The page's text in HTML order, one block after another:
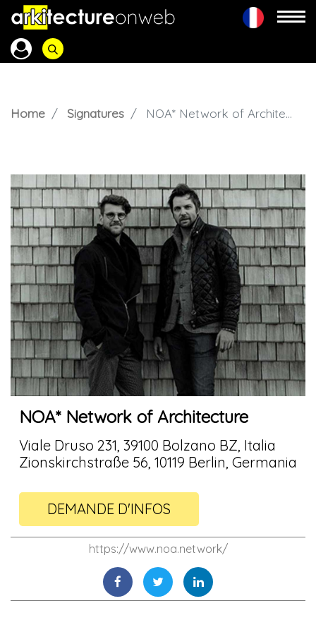
Home Signatures NOA* Network of Architecture
NOA* Network of Architecture
Viale Druso 231, 39100 Bolzano BZ, Italia
Zionskirchstraße 56, 10119 Berlin, Germania
DEMANDE D'INFOS
https://www.noa.network/